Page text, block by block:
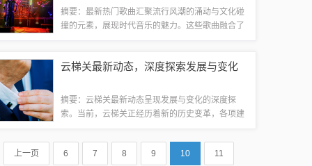
摘要：最新热门歌曲汇聚流行风潮的涌动与文化碰
撞的元素，展现时代音乐的魅力。这些歌曲融合了
的活力与创新的力量，共同见证着音乐与文化...
云梯关最新动态，深度探索发展与变化
摘要：云梯关最新动态呈现发展与变化的深度探
索。当前，云梯关正经历着新的历史变革，各项建
的深入研究，我们可以了解到云梯关在多个领域的
积极进展，包括经济、文化、科技等方面。这些...
上一页 6 7 8 9 10 11